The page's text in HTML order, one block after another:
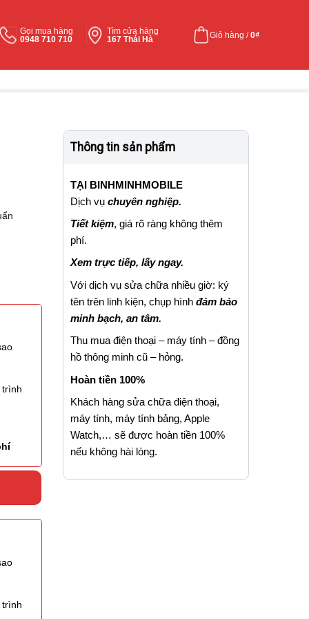
Gọi mua hàng
0948 710 710
Tìm cửa hàng
167 Thái Hà
Giỏ hàng /0₫
trình
trình
Thông tin sản phẩm
TẠI BINHMINHMOBILE
Dịch vụ chuyên nghiệp.
Tiết kiệm, giá rõ ràng không thêm
phí.
Xem trực tiếp, lấy ngay.
Với dịch vụ sửa chữa nhiều giờ: ký
tên trên linh kiện, chụp hình đảm bảo
minh bạch, an tâm.
Thu mua điện thoại – máy tính – đồng
hồ thông minh cũ – hỏng.
Hoàn tiền 100%
Khách hàng sửa chữa điện thoại,
máy tính, máy tính bảng, Apple
Watch,… sẽ được hoàn tiền 100%
nếu không hài lòng.